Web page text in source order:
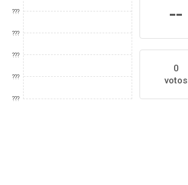
???
???
???
???
???
--
0
votos